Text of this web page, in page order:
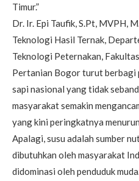
Timur.”
Dr. Ir. Epi Taufik, S.Pt, MVPH,
Teknologi Hasil Ternak,
Teknologi Peternakan,
Pertanian Bogor turut berbagi
sapi nasional yang tidak
masyarakat semakin
yang kini peringkatnya
Apalagi, susu adalah sumber
dibutuhkan oleh masyarakat
didominasi oleh penduduk